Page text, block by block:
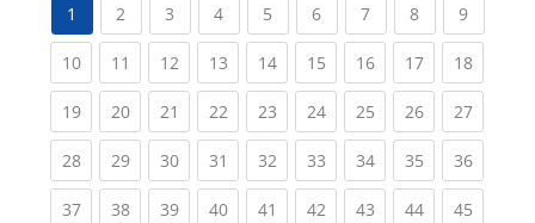
1 2 (current)
3 (current)
4(current)
5 (current)
6(current)
7(current)
8(current)
9(current)
10(current)
11 (current)
12(current)
13(current)
14(current)
15(current)
16(current)
17(current)
18
19(current)
20(current)
21 (current)
22(current)
23(current)
24(current)
25(current)
26(current)
27
28(current)
29(current)
30(current)
31 (current)
32(current)
33(current)
34(current)
35(current)
36
37(current)
38(current)
39(current)
40(current)
41 (current)
42(current)
43(current)
44(current)
45